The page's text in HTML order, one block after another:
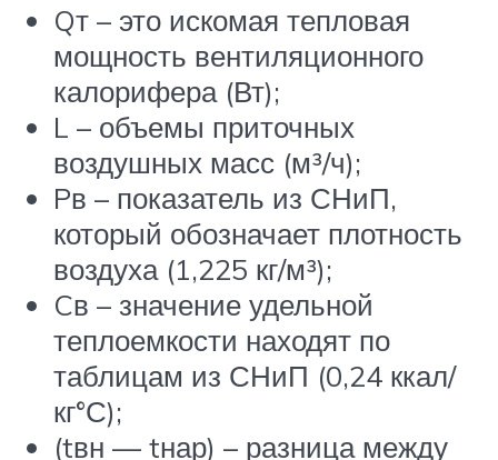
Qт – это искомая тепловая
мощность вентиляционного
калорифера (Вт);
L – объемы приточных
воздушных масс (м³/ч);
Pв – показатель из СНиП,
который обозначает плотность
воздуха (1,225 кг/м³);
Cв – значение удельной
теплоемкости находят по
таблицам из СНиП (0,24 ккал/
кг°С);
(tвн — tнар) – разница между